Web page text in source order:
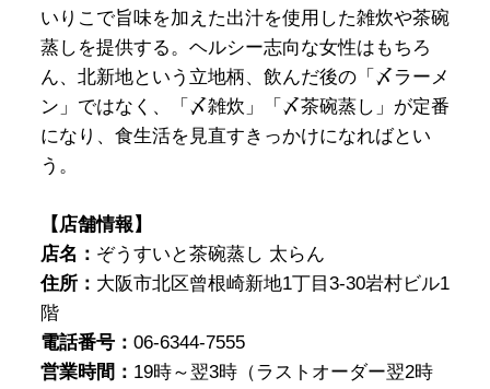
いりこで旨味を加えた出汁を使用した雑炊や茶碗
蒸しを提供する。ヘルシー志向な女性はもちろ
ん、北新地という立地柄、飲んだ後の「〆ラーメ
ン」ではなく、「〆雑炊」「〆茶碗蒸し」が定番
になり、食生活を見直すきっかけになればとい
う。
【店舗情報】
店名： ぞうすいと茶碗蒸し 太らん
住所： 大阪市北区曾根崎新地1丁目3-30岩村ビル1
階
電話番号： 06-6344-7555
営業時間： 19時～翌3時（ラストオーダー翌2時